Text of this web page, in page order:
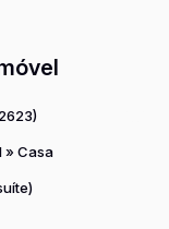
» Casa